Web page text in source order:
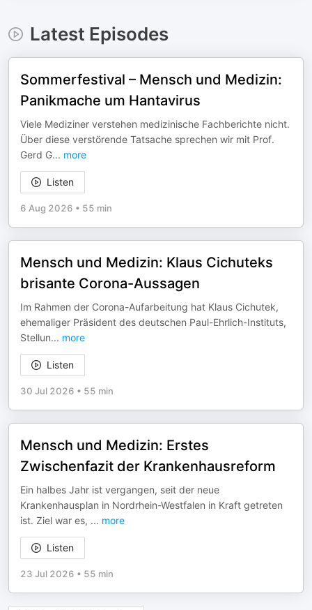
Latest Episodes
Sommerfestival – Mensch und Medizin:
Panikmache um Hantavirus
Viele Mediziner verstehen medizinische Fachberichte nicht.
Über diese verstörende Tatsache sprechen wir mit Prof.
Gerd G... more
Listen
6 Aug 2026 • 55 min
Mensch und Medizin: Klaus Cichuteks
brisante Corona-Aussagen
Im Rahmen der Corona-Aufarbeitung hat Klaus Cichutek,
ehemaliger Präsident des deutschen Paul-Ehrlich-Instituts,
Stellun... more
Listen
30 Jul 2026 • 55 min
Mensch und Medizin: Erstes
Zwischenfazit der Krankenhausreform
Ein halbes Jahr ist vergangen, seit der neue
Krankenhausplan in Nordrhein-Westfalen in Kraft getreten
ist. Ziel war es, ... more
Listen
23 Jul 2026 • 55 min